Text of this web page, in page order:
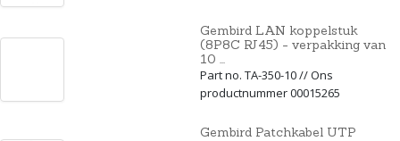
Gembird LAN koppelstuk
(8P8C RJ45) - verpakking van
10 ...
Part no. TA-350-10 // Ons
productnummer 00015265
Gembird Patchkabel UTP